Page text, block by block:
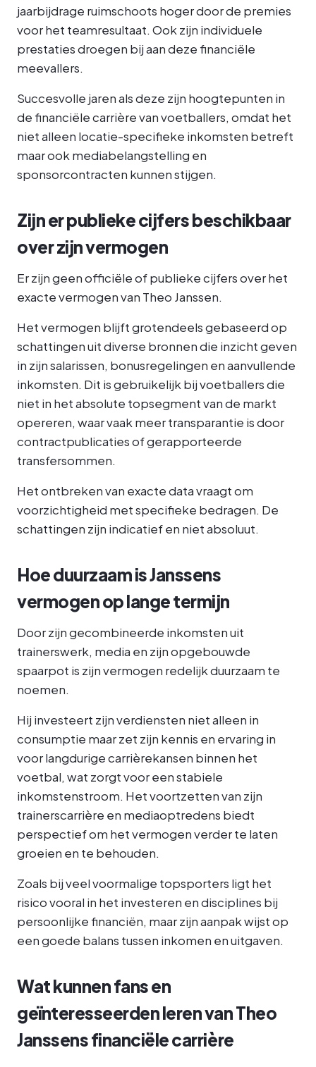
jaarbijdrage ruimschoots hoger door de premies
voor het teamresultaat. Ook zijn individuele
prestaties droegen bij aan deze financiële
meevallers.
Succesvolle jaren als deze zijn hoogtepunten in
de financiële carrière van voetballers, omdat het
niet alleen locatie-specifieke inkomsten betreft
maar ook mediabelangstelling en
sponsorcontracten kunnen stijgen.
Zijn er publieke cijfers beschikbaar
over zijn vermogen
Er zijn geen officiële of publieke cijfers over het
exacte vermogen van Theo Janssen.
Het vermogen blijft grotendeels gebaseerd op
schattingen uit diverse bronnen die inzicht geven
in zijn salarissen, bonusregelingen en aanvullende
inkomsten. Dit is gebruikelijk bij voetballers die
niet in het absolute topsegment van de markt
opereren, waar vaak meer transparantie is door
contractpublicaties of gerapporteerde
transfersommen.
Het ontbreken van exacte data vraagt om
voorzichtigheid met specifieke bedragen. De
schattingen zijn indicatief en niet absoluut.
Hoe duurzaam is Janssens
vermogen op lange termijn
Door zijn gecombineerde inkomsten uit
trainerswerk, media en zijn opgebouwde
spaarpot is zijn vermogen redelijk duurzaam te
noemen.
Hij investeert zijn verdiensten niet alleen in
consumptie maar zet zijn kennis en ervaring in
voor langdurige carrièrekansen binnen het
voetbal, wat zorgt voor een stabiele
inkomstenstroom. Het voortzetten van zijn
trainerscarrière en mediaoptredens biedt
perspectief om het vermogen verder te laten
groeien en te behouden.
Zoals bij veel voormalige topsporters ligt het
risico vooral in het investeren en disciplines bij
persoonlijke financiën, maar zijn aanpak wijst op
een goede balans tussen inkomen en uitgaven.
Wat kunnen fans en
geïnteresseerden leren van Theo
Janssens financiële carrière